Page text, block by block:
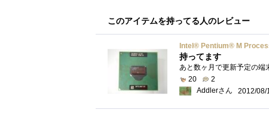
このアイテムを持ってる人のレビュー
Intel® Pentium® M
持ってます
20
2
Addlerさん
2012/08/